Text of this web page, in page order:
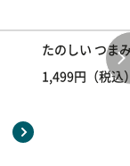
たのしい つま
1,499円（税込